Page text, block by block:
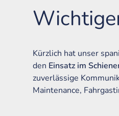
Kürzlich hat unser
den Einsatz im
zuverlässige
Maintenance,